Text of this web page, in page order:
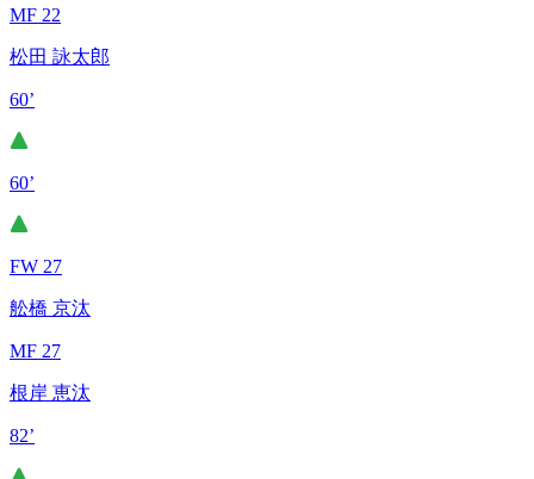
MF 22
松田 詠太郎
60’
60’
FW 27
舩橋 京汰
MF 27
根岸 恵汰
82’